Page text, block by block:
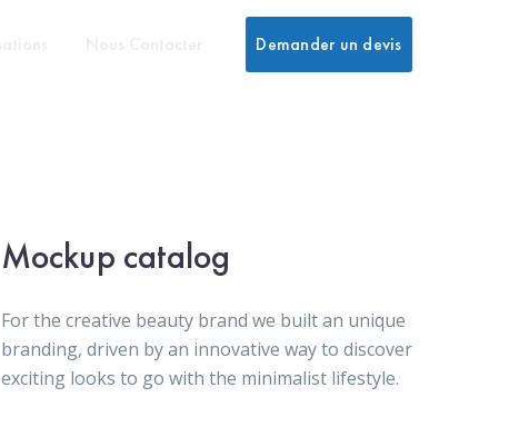
Demander un devis
Mockup catalog
For the creative beauty brand we built an unique
branding, driven by an innovative way to discover
exciting looks to go with the minimalist lifestyle.